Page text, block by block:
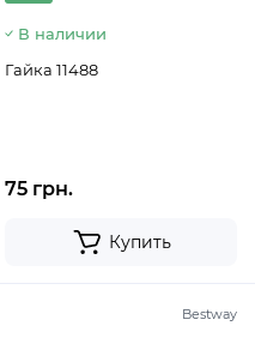
В наличии
Гайка 11488
75 грн.
Купить
Bestway